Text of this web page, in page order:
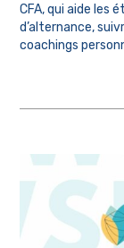
CFA, qui aide les
d’alternance,
coachings